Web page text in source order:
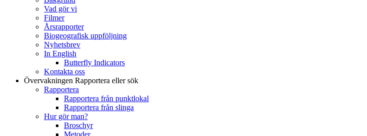
Vad gör vi
Filmer
Årsrapporter
Biogeografisk uppföljning
Nyhetsbrev
In English
Butterfly Indicators
Kontakta oss
Övervakningen Rapportera eller sök
Rapportera
Rapportera från punktlokal
Rapportera från slinga
Hur gör man?
Broschyr
Metoder